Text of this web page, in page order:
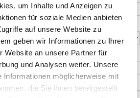
um Inhalte und Anzeigen zu
für soziale Medien anbieten
auf unsere Website zu
geben wir Informationen zu Ihrer
Website an unsere Partner für
und Analysen weiter. Unsere
Informationen möglicherweise mit
die Sie ihnen bereitgestellt